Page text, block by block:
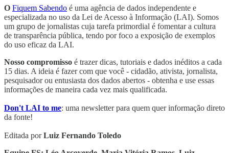
O Fiquem Sabendo é uma agência de dados independente e
especializada no uso da Lei de Acesso à Informação (LAI). Somos
um grupo de jornalistas cuja tarefa primordial é fomentar a cultura
de transparência pública, tendo por foco a exposição de exemplos
do uso eficaz da LAI.
Nosso compromisso é trazer dicas, tutoriais e dados inéditos a cada
15 dias. A ideia é fazer com que você - cidadão, ativista, jornalista,
pesquisador ou entusiasta dos dados abertos - obtenha e use essas
informações de maneira cada vez mais qualificada.
Don't LAI to me: uma newsletter para quem quer informação direto
da fonte!
Editada porLuiz Fernando Toledo